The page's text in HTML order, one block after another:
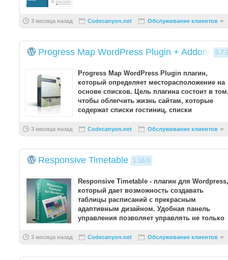
3 месяца назад Codecanyon.net Обслуживание клиентов
Progress Map WordPress Plugin + Addons
Progress Map WordPress Plugin плагин,
который определяет месторасположение на
основе списков. Цель плагина состоит в
чтобы облегчить жизнь сайтам, которые
содержат списки гостиниц, списки
3 месяца назад Codecanyon.net Обслуживание клиентов
Responsive Timetable 1.16.0
Responsive Timetable - плагин для Wordpress,
который дает возможность создавать
таблицы расписаний с прекрасным
адаптивным дизайном. Удобная панель
управления позволяет управлять не только
3 месяца назад Codecanyon.net Обслуживание клиентов